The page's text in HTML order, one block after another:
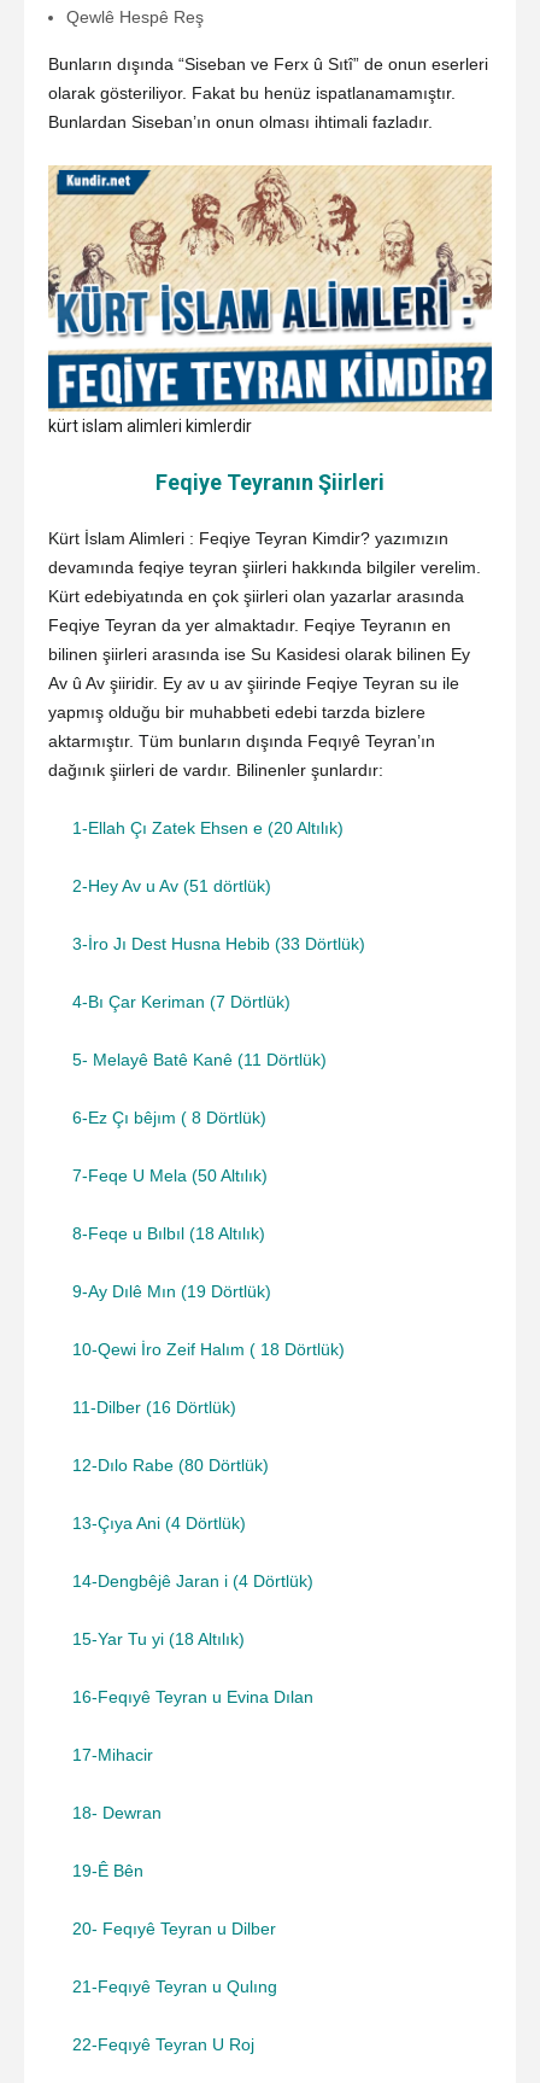
Qewlê Hespê Reş
Bunların dışında “Siseban ve Ferx û Sıtî” de onun eserleri
olarak gösteriliyor. Fakat bu henüz ispatlanamamıştır.
Bunlardan Siseban’ın onun olması ihtimali fazladır.
kürt islam alimleri kimlerdir
Feqiye Teyranın Şiirleri
Kürt İslam Alimleri : Feqiye Teyran Kimdir? yazımızın
devamında feqiye teyran şiirleri hakkında bilgiler verelim.
Kürt edebiyatında en çok şiirleri olan yazarlar arasında
Feqiye Teyran da yer almaktadır. Feqiye Teyranın en
bilinen şiirleri arasında ise Su Kasidesi olarak bilinen Ey
Av û Av şiiridir. Ey av u av şiirinde Feqiye Teyran su ile
yapmış olduğu bir muhabbeti edebi tarzda bizlere
aktarmıştır. Tüm bunların dışında Feqıyê Teyran’ın
dağınık şiirleri de vardır. Bilinenler şunlardır:
1-Ellah Çı Zatek Ehsen e (20 Altılık)
2-Hey Av u Av (51 dörtlük)
3-İro Jı Dest Husna Hebib (33 Dörtlük)
4-Bı Çar Keriman (7 Dörtlük)
5- Melayê Batê Kanê (11 Dörtlük)
6-Ez Çı bêjım ( 8 Dörtlük)
7-Feqe U Mela (50 Altılık)
8-Feqe u Bılbıl (18 Altılık)
9-Ay Dılê Mın (19 Dörtlük)
10-Qewi İro Zeif Halım ( 18 Dörtlük)
11-Dilber (16 Dörtlük)
12-Dılo Rabe (80 Dörtlük)
13-Çıya Ani (4 Dörtlük)
14-Dengbêjê Jaran i (4 Dörtlük)
15-Yar Tu yi (18 Altılık)
16-Feqıyê Teyran u Evina Dılan
17-Mihacir
18- Dewran
19-Ê Bên
20- Feqıyê Teyran u Dilber
21-Feqıyê Teyran u Qulıng
22-Feqıyê Teyran U Roj